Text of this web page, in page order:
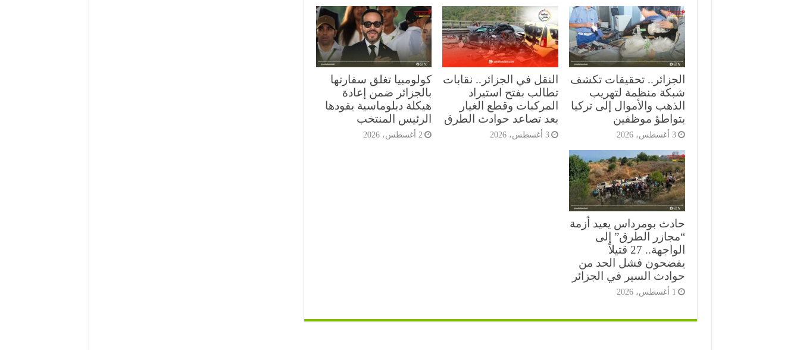
الجزائر.. تحقيقات تكشف
شبكة منظمة لتهريب
الذهب والأموال إلى تركيا
بتواطؤ موظفين
3 أغسطس، 2026
النقل في الجزائر.. نقابات
تطالب بفتح استيراد
المركبات وقطع الغيار
بعد تصاعد حوادث الطرق
3 أغسطس، 2026
كولومبيا تغلق سفارتها
بالجزائر ضمن إعادة
هيكلة دبلوماسية يقودها
الرئيس المنتخب
2 أغسطس، 2026
حادث بومرداس يعيد أزمة
“مجازر الطرق” إلى
الواجهة.. 27 قتيلاً
يفضحون فشل الحد من
حوادث السير في الجزائر
1 أغسطس، 2026